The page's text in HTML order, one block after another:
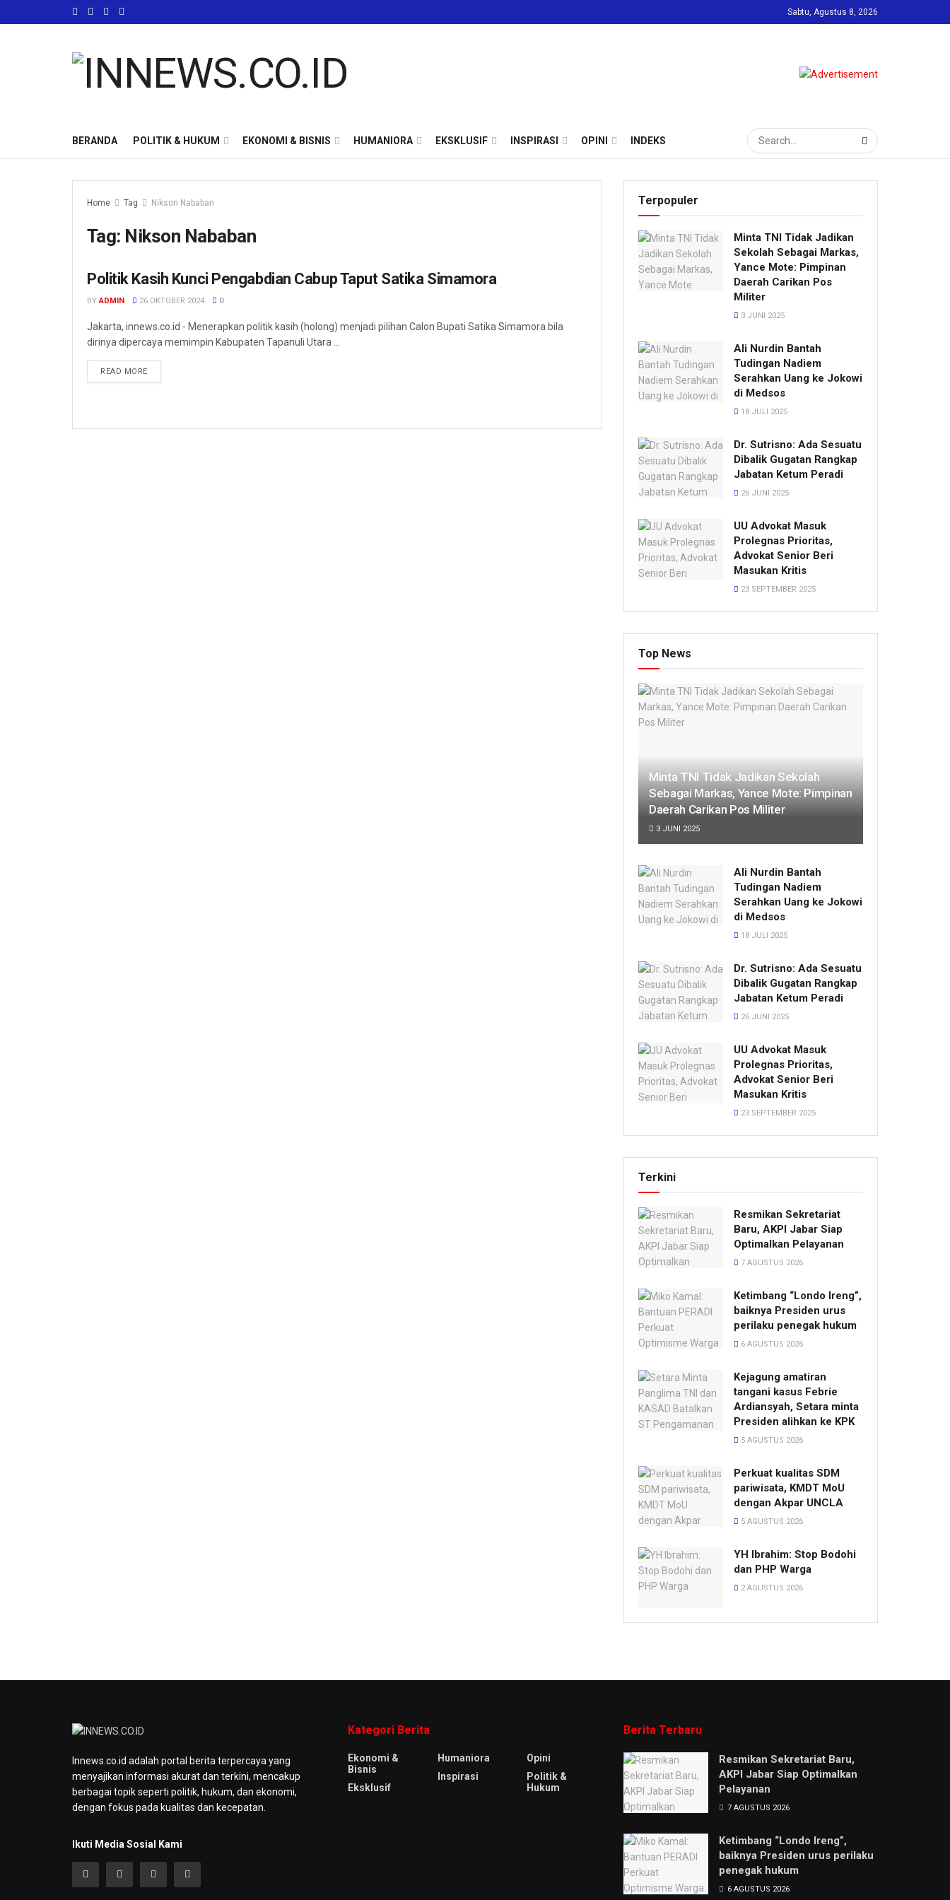
Sabtu, Agustus 8, 2026
BERANDA POLITIK & HUKUM EKONOMI & BISNIS HUMANIORA EKSKLUSIF INSPIRASI OPINI INDEKS
Home Tag Nikson Nababan
Tag: Nikson Nababan
POLITIK & HUKUM
Politik Kasih Kunci Pengabdian Cabup Taput Satika Simamora
BY ADMIN 26 OKTOBER 2024 0
Jakarta, innews.co.id - Menerapkan politik kasih (holong) menjadi pilihan Calon Bupati Satika Simamora bila
dirinya dipercaya memimpin Kabupaten Tapanuli Utara ...
READ MORE
Terpopuler
Minta TNI Tidak Jadikan
Sekolah Sebagai Markas,
Yance Mote: Pimpinan
Daerah Carikan Pos
Militer
3 JUNI 2025
Ali Nurdin Bantah
Tudingan Nadiem
Serahkan Uang ke Jokowi
di Medsos
18 JULI 2025
Dr. Sutrisno: Ada Sesuatu
Dibalik Gugatan Rangkap
Jabatan Ketum Peradi
26 JUNI 2025
UU Advokat Masuk
Prolegnas Prioritas,
Advokat Senior Beri
Masukan Kritis
23 SEPTEMBER 2025
Top News
Minta TNI Tidak Jadikan Sekolah
Sebagai Markas, Yance Mote: Pimpinan
Daerah Carikan Pos Militer
3 JUNI 2025
Ali Nurdin Bantah
Tudingan Nadiem
Serahkan Uang ke Jokowi
di Medsos
18 JULI 2025
Dr. Sutrisno: Ada Sesuatu
Dibalik Gugatan Rangkap
Jabatan Ketum Peradi
26 JUNI 2025
UU Advokat Masuk
Prolegnas Prioritas,
Advokat Senior Beri
Masukan Kritis
23 SEPTEMBER 2025
Terkini
Resmikan Sekretariat
Baru, AKPI Jabar Siap
Optimalkan Pelayanan
7 AGUSTUS 2026
Ketimbang “Londo Ireng”,
baiknya Presiden urus
perilaku penegak hukum
6 AGUSTUS 2026
Kejagung amatiran
tangani kasus Febrie
Ardiansyah, Setara minta
Presiden alihkan ke KPK
5 AGUSTUS 2026
Perkuat kualitas SDM
pariwisata, KMDT MoU
dengan Akpar UNCLA
5 AGUSTUS 2026
YH Ibrahim: Stop Bodohi
dan PHP Warga
2 AGUSTUS 2026
Innews.co.id adalah portal berita terpercaya yang
menyajikan informasi akurat dan terkini, mencakup
berbagai topik seperti politik, hukum, dan ekonomi,
dengan fokus pada kualitas dan kecepatan.
Ikuti Media Sosial Kami
Kategori Berita
Ekonomi &
Bisnis
Eksklusif
Humaniora
Inspirasi
Opini
Politik &
Hukum
Berita Terbaru
Resmikan Sekretariat Baru,
AKPI Jabar Siap Optimalkan
Pelayanan
7 AGUSTUS 2026
Ketimbang “Londo Ireng”,
baiknya Presiden urus perilaku
penegak hukum
6 AGUSTUS 2026